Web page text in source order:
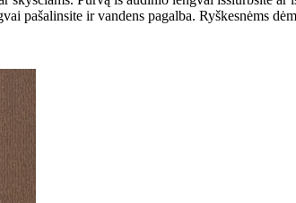
pašalinsite ir vandens pagalba. Ryškesnėms